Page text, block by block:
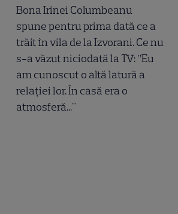
Bona Irinei Columbeanu
spune pentru prima dată ce a
trăit în vila de la Izvorani. Ce nu
s-a văzut niciodată la TV: ”Eu
am cunoscut o altă latură a
relației lor. În casă era o
atmosferă..."